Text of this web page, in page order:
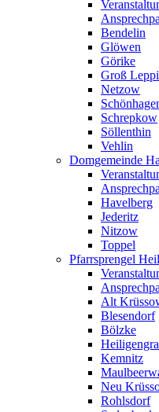
Bendelin
Glöwen
Görike
Groß
Netzow
Schrepkow
Söllenthin
Vehlin
Domgemeinde
Havelberg
Jederitz
Nitzow
Toppel
Pfarrsprengel
Alt
Blesendorf
Bölzke
Kemnitz
Neu
Rohlsdorf